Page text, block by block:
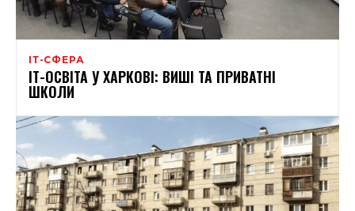
ІТ-СФЕРА
ІТ-ОСВІТА У ХАРКОВІ: ВИШІ ТА ПРИВАТНІ
ШКОЛИ